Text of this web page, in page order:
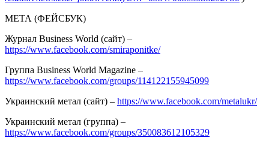
МЕТА (ФЕЙСБУК)
Журнал Business World (сайт) –
https://www.facebook.com/smiraponitke/
Группа Business World Magazine –
https://www.facebook.com/groups/114122155945099
Украинский метал (сайт) – https://www.facebook.com/metalukr/
Украинский метал (группа) –
https://www.facebook.com/groups/350083612105329